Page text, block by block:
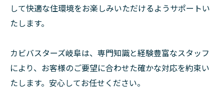
して快適な住環境をお楽しみいただけるようサポートい
たします。
カビバスターズ岐阜は、専門知識と経験豊富なスタッフ
により、お客様のご要望に合わせた確かな対応を約束い
たします。安心してお任せください。